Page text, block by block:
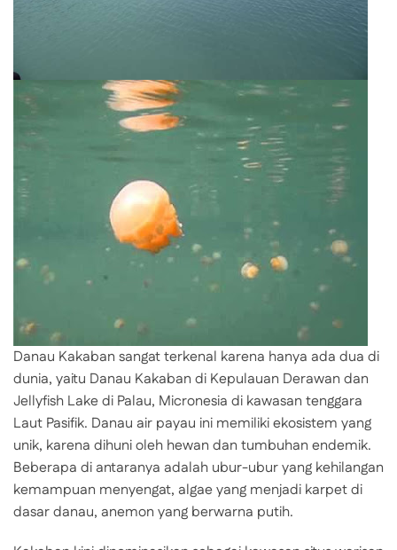
Danau Kakaban sangat terkenal karena hanya ada dua di
dunia, yaitu Danau Kakaban di Kepulauan Derawan dan
Jellyfish Lake di Palau, Micronesia di kawasan tenggara
Laut Pasifik. Danau air payau ini memiliki ekosistem yang
unik, karena dihuni oleh hewan dan tumbuhan endemik.
Beberapa di antaranya adalah ubur-ubur yang kehilangan
kemampuan menyengat, algae yang menjadi karpet di
dasar danau, anemon yang berwarna putih.